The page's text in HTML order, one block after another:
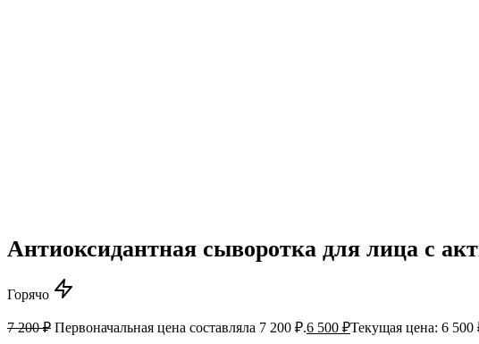
Антиоксидантная сыворотка для лица с
Горячо
7 200₽ Первоначальная цена составляла 7 200 ₽.6 500 ₽Текущая цена: 6 500